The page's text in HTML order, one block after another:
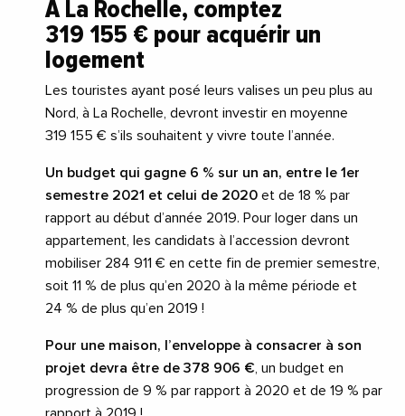
A La Rochelle, comptez
319 155 € pour acquérir un
logement
Les touristes ayant posé leurs valises un peu plus au
Nord, à La Rochelle , devront investir en moyenne
319 155 € s’ils souhaitent y vivre toute l’année.
Un budget qui gagne 6 % sur un an, entre le 1er
semestre 2021 et celui de 2020 et de 18 % par
rapport au début d’année 2019. Pour loger dans un
appartement, les candidats à l’accession devront
mobiliser 284 911 € en cette fin de premier semestre,
soit 11 % de plus qu’en 2020 à la même période et
24 % de plus qu’en 2019 !
Pour une maison, l’enveloppe à consacrer à son
projet devra être de 378 906 € , un budget en
progression de 9 % par rapport à 2020 et de 19 % par